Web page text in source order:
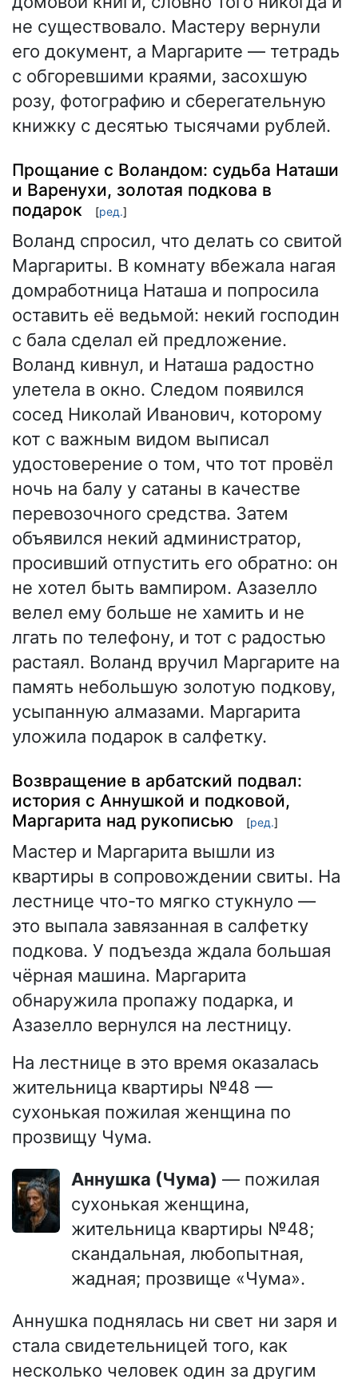
не существовало. Мастеру вернули
его документ, а Маргарите — тетрадь
с обгоревшими краями, засохшую
розу, фотографию и сберегательную
книжку с десятью тысячами рублей.
Прощание с Воландом: судьба Наташи
и Варенухи, золотая подкова в
подарок
[ред.]
Воланд спросил, что делать со свитой
Маргариты. В комнату вбежала нагая
домработница Наташа и попросила
оставить её ведьмой: некий господин
с бала сделал ей предложение.
Воланд кивнул, и Наташа радостно
улетела в окно. Следом появился
сосед Николай Иванович, которому
кот с важным видом выписал
удостоверение о том, что тот провёл
ночь на балу у сатаны в качестве
перевозочного средства. Затем
объявился некий администратор,
просивший отпустить его обратно: он
не хотел быть вампиром. Азазелло
велел ему больше не хамить и не
лгать по телефону, и тот с радостью
растаял. Воланд вручил Маргарите на
память небольшую золотую подкову,
усыпанную алмазами. Маргарита
уложила подарок в салфетку.
Возвращение в арбатский подвал:
история с Аннушкой и подковой,
Маргарита над рукописью
[ред.]
Мастер и Маргарита вышли из
квартиры в сопровождении свиты. На
лестнице что-то мягко стукнуло —
это выпала завязанная в салфетку
подкова. У подъезда ждала большая
чёрная машина. Маргарита
обнаружила пропажу подарка, и
Азазелло вернулся на лестницу.
На лестнице в это время оказалась
жительница квартиры №48 —
сухонькая пожилая женщина по
прозвищу Чума.
Аннушка (Чума) — пожилая
сухонькая женщина,
жительница квартиры №48;
скандальная, любопытная,
жадная; прозвище «Чума».
Аннушка поднялась ни свет ни заря и
стала свидетельницей того, как
несколько человек один за другим